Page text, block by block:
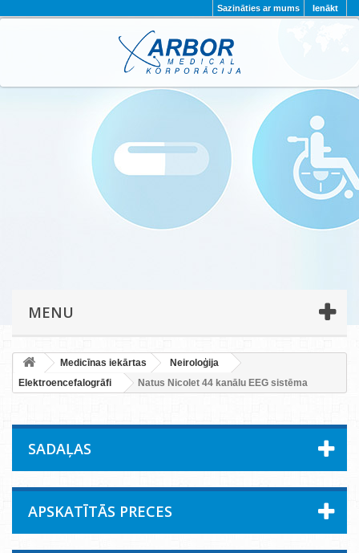
Ienākt
Sazināties ar mums
PAR MUMS PROJEKTI
KONTAKTI
PRIVĀTUMA POLITIKA
MENU
Medicīnas iekārtas
Neiroloģija
Elektroencefalogrāfi
Natus Nicolet 44 kanālu EEG sistēma
SADAĻAS
APSKATĪTĀS PRECES